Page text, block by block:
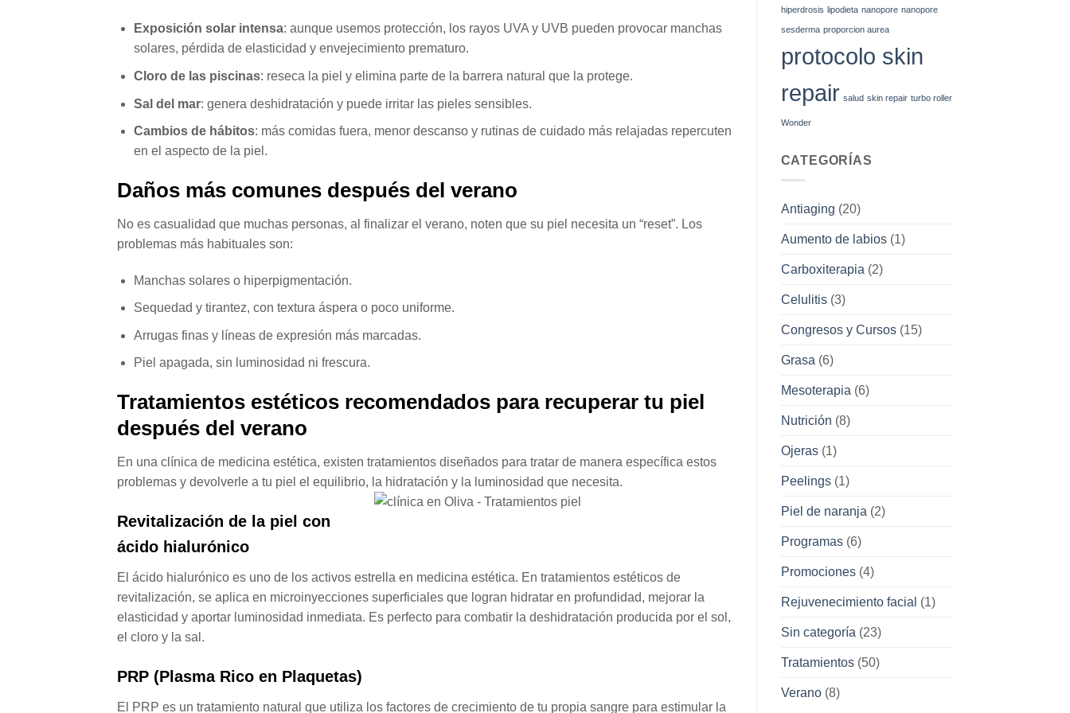
Exposición solar intensa: aunque usemos protección, los rayos UVA y UVB pueden provocar manchas
solares, pérdida de elasticidad y envejecimiento prematuro.
Cloro de las piscinas: reseca la piel y elimina parte de la barrera natural que la protege.
Sal del mar: genera deshidratación y puede irritar las pieles sensibles.
Cambios de hábitos: más comidas fuera, menor descanso y rutinas de cuidado más relajadas repercuten
en el aspecto de la piel.
Daños más comunes después del verano
No es casualidad que muchas personas, al finalizar el verano, noten que su piel necesita un “reset”. Los
problemas más habituales son:
Manchas solares o hiperpigmentación.
Sequedad y tirantez, con textura áspera o poco uniforme.
Arrugas finas y líneas de expresión más marcadas.
Piel apagada, sin luminosidad ni frescura.
Tratamientos estéticos recomendados para recuperar tu piel
después del verano
En una clínica de medicina estética, existen tratamientos diseñados para tratar de manera específica estos
problemas y devolverle a tu piel el equilibrio, la hidratación y la luminosidad que necesita.
Revitalización de la piel con
ácido hialurónico
El ácido hialurónico es uno de los activos estrella en medicina estética. En tratamientos estéticos de
revitalización, se aplica en microinyecciones superficiales que logran hidratar en profundidad, mejorar la
elasticidad y aportar luminosidad inmediata. Es perfecto para combatir la deshidratación producida por el sol,
el cloro y la sal.
PRP (Plasma Rico en Plaquetas)
El PRP es un tratamiento natural que utiliza los factores de crecimiento de tu propia sangre para estimular la
hiperdrosis lipodieta nanopore nanopore
sesderma proporcion aurea
protocolo skin
repair salud skin repair turbo roller
Wonder
CATEGORÍAS
Antiaging (20)
Aumento de labios(1)
Carboxiterapia (2)
Celulitis(3)
Congresos y Cursos(15)
Grasa (6)
Mesoterapia (6)
Nutrición (8)
Ojeras(1)
Peelings(1)
Piel de naranja (2)
Programas(6)
Promociones(4)
Rejuvenecimiento facial (1)
Sin categoría (23)
Tratamientos(50)
Verano(8)